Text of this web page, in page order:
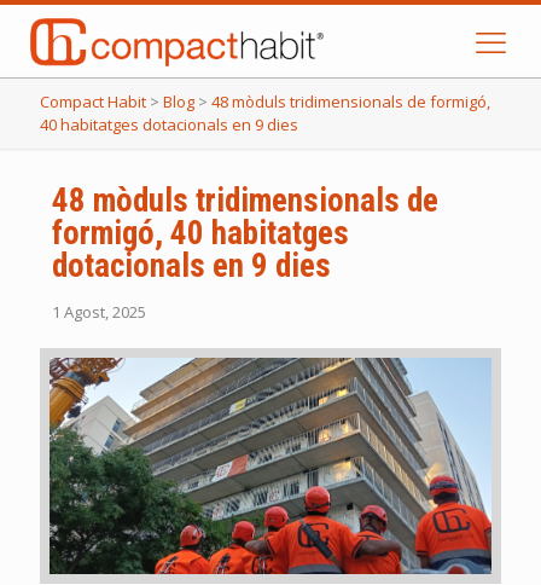
Compact Habit > Blog > 48 mòduls tridimensionals de formigó,
40 habitatges dotacionals en 9 dies
48 mòduls tridimensionals de
formigó, 40 habitatges
dotacionals en 9 dies
1 Agost, 2025